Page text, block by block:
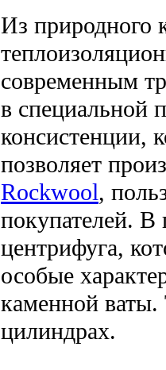
Из природного
современным
в специальной
консистенции,
позволяет
Rockwool,
покупателей. В
центрифуга,
особые
каменной ваты.
цилиндрах.